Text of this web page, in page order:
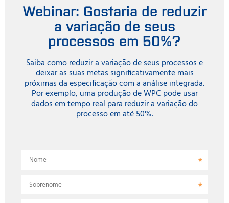
Webinar: Gostaria de reduzir
a variação de seus
processos em 50%?
Saiba como reduzir a variação de seus processos e
deixar as suas metas significativamente mais
próximas da especificação com a análise integrada.
Por exemplo, uma produção de WPC pode usar
dados em tempo real para reduzir a variação do
processo em até 50%.
Nome
Sobrenome